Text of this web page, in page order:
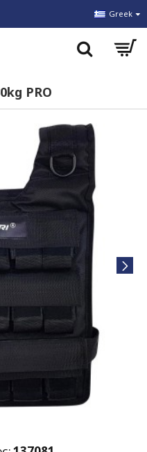
Greek
PRO